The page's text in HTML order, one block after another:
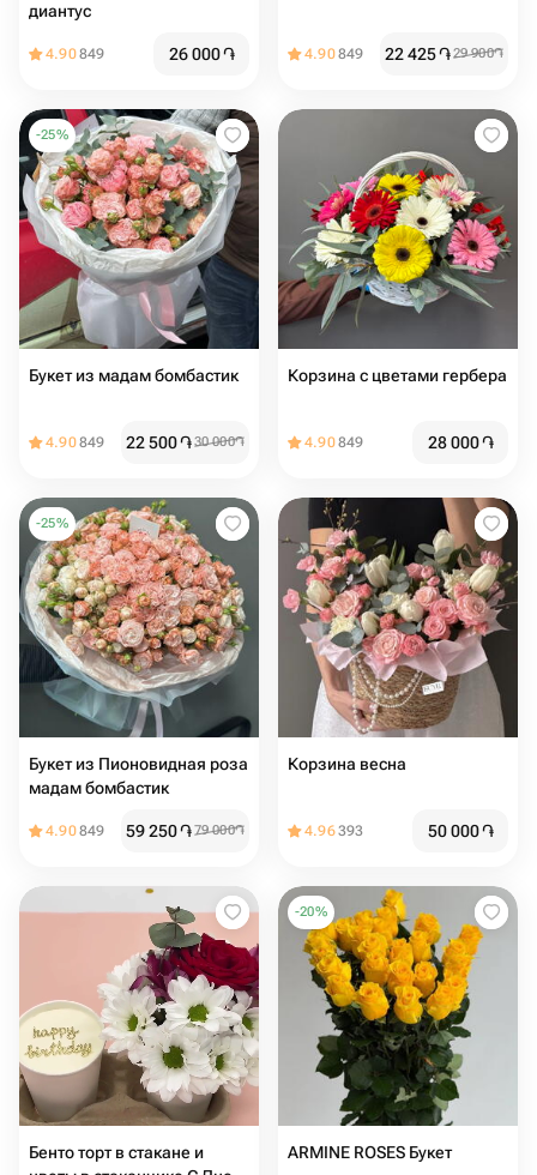
диантус
4.90849 26 000֏ 4.90849 22 425֏29 900֏
-25%
Букет из мадам бомбастик️
4.90849 22 500֏30 000֏
Корзина с цветами гербера
4.90849 28 000֏
-25%
Букет из Пионовидная роза
мадам бомбастик
4.90849 59 250֏79 000֏
Корзина весна
4.96393 50 000֏
Бенто торт в стакане и
-20%
ARMINE ROSES Букет